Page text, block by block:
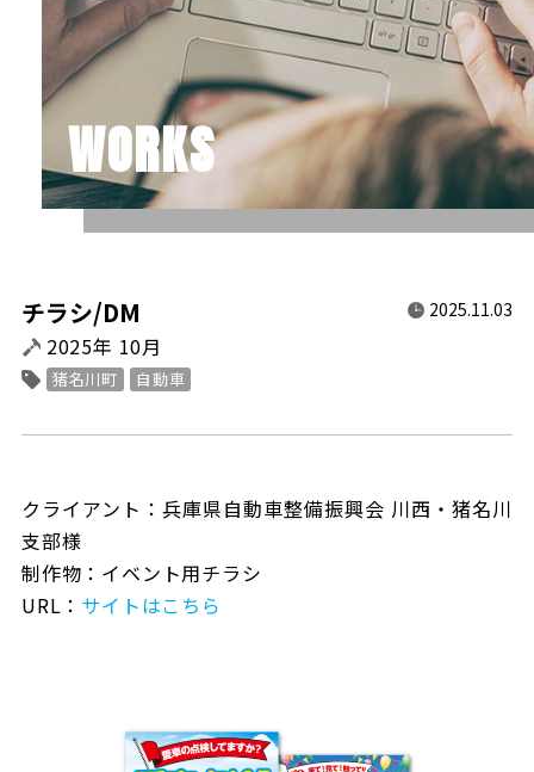
WORKS
チラシ/DM 2025.11.03
2025年 10月
猪名川町 自動車
クライアント：兵庫県自動車整備振興会 川西・猪名川
支部様
制作物：イベント用チラシ
URL： サイトはこちら